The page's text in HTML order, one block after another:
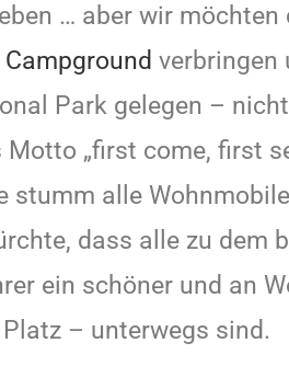
… aber wir
Campground verbringen
Park gelegen –
Motto „first come, first
stumm alle
dass alle zu dem
ein schöner und an
– unterwegs sind.